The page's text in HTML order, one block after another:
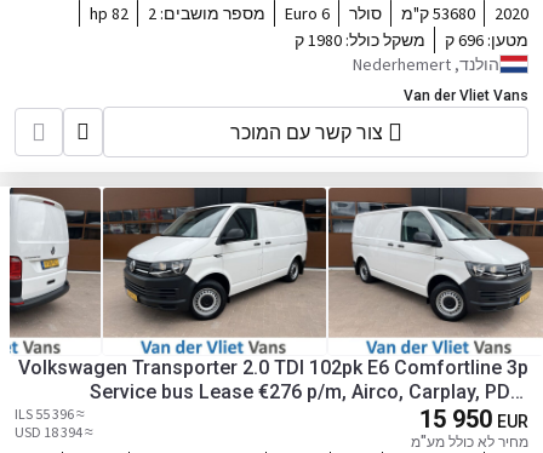
2020 53680 ק"מ סולר Euro 6 מספר מושבים: 2
82 hp
מטען: 696 ק משקל כולל: 1980 ק
הולנד, Nederhemert
Van der Vliet Vans
צור קשר עם המוכר
Volkswagen Transporter 2.0 TDI 102pk E6 Comfortline 3p
Service bus Lease €276 p/m, Airco, Carplay, PDC,
Sortimo inrichting, 2x Schuifdeur. Volledig
onderhoudshistorie aanwezig
15 950 EUR
מחיר לא כולל מע"מ
≈ 55 396 ILS
≈ 18 394 USD